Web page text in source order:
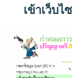
เข้าเว็บ